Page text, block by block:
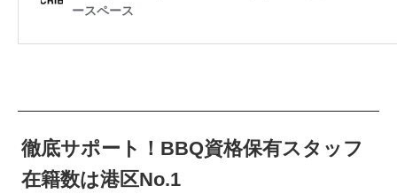
徹底サポート！BBQ資格保有スタッフ
在籍数は港区No.1